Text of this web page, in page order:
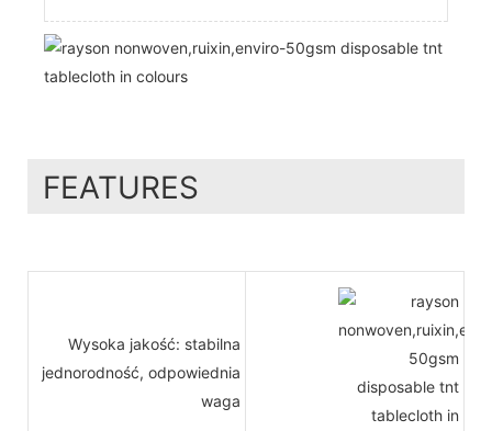
FEATURES
Wysoka jakość: stabilna
jednorodność, odpowiednia
waga